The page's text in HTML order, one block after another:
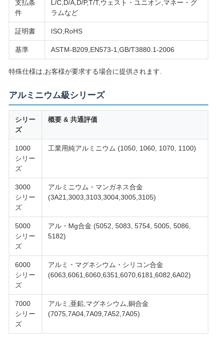
支払条
件
L/C,D/A,D/P,T/T,ウェスト・ユニオン,マネー・グ
ラムなど
証明書 ISO,RoHS
基準 ASTM-B209,EN573-1,GB/T3880.1-2006
特殊仕様は,お客様が要求する場合に提供されます.
アルミニウム級シリーズ
シリー
ズ
概要 & 共通評価
1000
シリー
ズ
工業用純アルミニウム (1050, 1060, 1070, 1100)
3000
シリー
ズ
アルミニウム・マンガネス合金
(3A21,3003,3103,3004,3005,3105)
5000
シリー
ズ
アル・Mg合金 (5052, 5083, 5754, 5005, 5086,
5182)
6000
シリー
ズ
アルミ・マグネシウム・シリコン合金
(6063,6061,6060,6351,6070,6181,6082,6A02)
7000
シリー
ズ
アルミ,亜鉛,マグネシウム,銅合金
(7075,7A04,7A09,7A52,7A05)